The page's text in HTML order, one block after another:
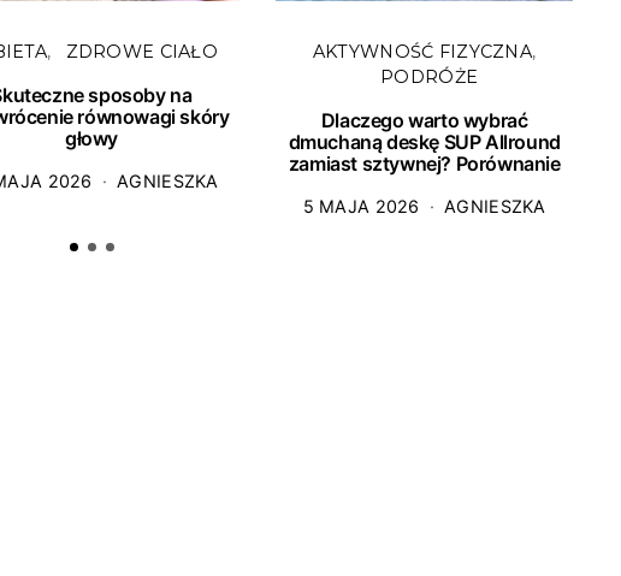
ZDROWE CIAŁO
sposoby na
równowagi skóry
głowy
2026 AGNIESZKA
AKTYWNOŚĆ FIZYCZNA
PODRÓŻE
Dlaczego warto wybrać
dmuchaną deskę SUP Allround
zamiast sztywnej? Porównanie
5 MAJA 2026 AGNIESZKA